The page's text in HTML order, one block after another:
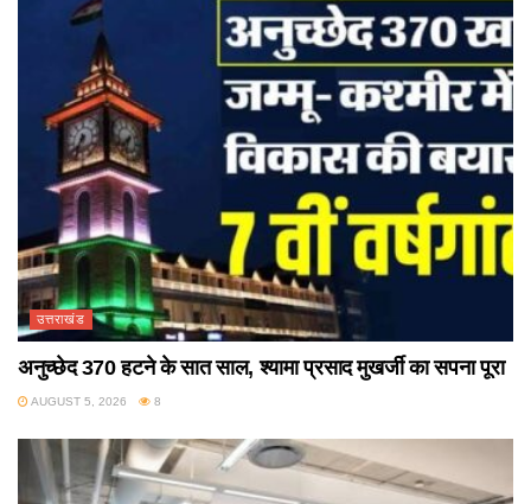
उत्तराखंड
अनुच्छेद 370 हटने के सात साल, श्यामा प्रसाद मुखर्जी का सपना पूरा
AUGUST 5, 2026 8